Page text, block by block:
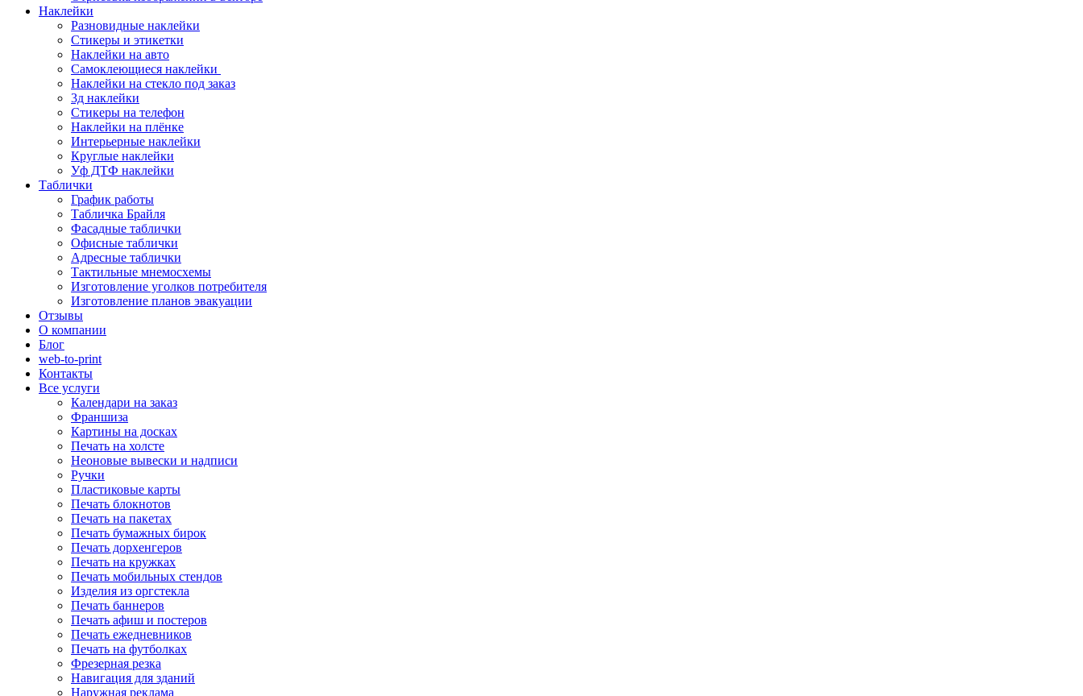
Наклейки
Разновидные наклейки
Стикеры и этикетки
Наклейки на авто
Самоклеющиеся наклейки
Наклейки на стекло под заказ
3д наклейки
Cтикеры на телефон
Наклейки на плёнке
Интерьерные наклейки
Круглые наклейки
Уф ДТФ наклейки
Таблички
График работы
Табличка Брайля
Фасадные таблички
Офисные таблички
Адресные таблички
Тактильные мнемосхемы
Изготовление уголков потребителя
Изготовление планов эвакуации
Отзывы
О компании
Блог
web-to-print
Контакты
Все услуги
Календари на заказ
Франшиза
Картины на досках
Печать на холсте
Неоновые вывески и надписи
Ручки
Пластиковые карты
Печать блокнотов
Печать на пакетах
Печать бумажных бирок
Печать дорхенгеров
Печать на кружках
Печать мобильных стендов
Изделия из оргстекла
Печать баннеров
Печать афиш и постеров
Печать ежедневников
Печать на футболках
Фрезерная резка
Навигация для зданий
Наружная реклама